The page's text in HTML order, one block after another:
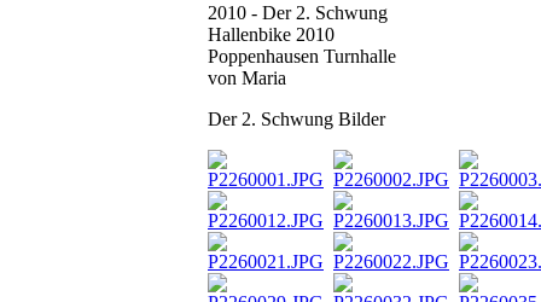
2010 - Der 2. Schwung
Hallenbike 2010
Poppenhausen Turnhalle
von Maria
Der 2. Schwung Bilder